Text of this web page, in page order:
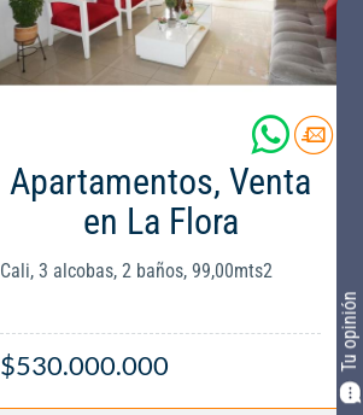
Tu opinión
Apartamentos, Venta
en La Flora
Cali, 3 alcobas, 2 baños, 99,00mts2
$530.000.000